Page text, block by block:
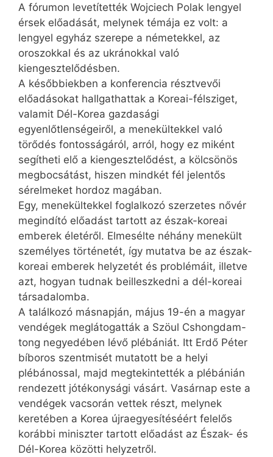
A fórumon levetítették Wojciech Polak lengyel
érsek előadását, melynek témája ez volt: a
lengyel egyház szerepe a németekkel, az
oroszokkal és az ukránokkal való
kiengesztelődésben.
A későbbiekben a konferencia résztvevői
előadásokat hallgathattak a Koreai-félsziget,
valamit Dél-Korea gazdasági
egyenlőtlenségeiről, a menekültekkel való
törődés fontosságáról, arról, hogy ez miként
segítheti elő a kiengesztelődést, a kölcsönös
megbocsátást, hiszen mindkét fél jelentős
sérelmeket hordoz magában.
Egy, menekültekkel foglalkozó szerzetes nővér
megindító előadást tartott az észak-koreai
emberek életéről. Elmesélte néhány menekült
személyes történetét, így mutatva be az észak-
koreai emberek helyzetét és problémáit, illetve
azt, hogyan tudnak beilleszkedni a dél-koreai
társadalomba.
A találkozó másnapján, május 19-én a magyar
vendégek meglátogatták a Szöul Cshong­dam-
tong negyedében lévő plébániát. Itt Erdő Péter
bíboros szentmisét mutatott be a helyi
plébánossal, majd megtekintették a plébánián
rendezett jótékonysági vásárt. Vasárnap este a
vendégek vacsorán vettek részt, melynek
keretében a Korea újraegyesítéséért felelős
korábbi miniszter tartott előadást az Észak- és
Dél-Korea közötti helyzetről.